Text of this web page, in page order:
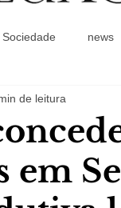
Sociedade news
em
de leitura